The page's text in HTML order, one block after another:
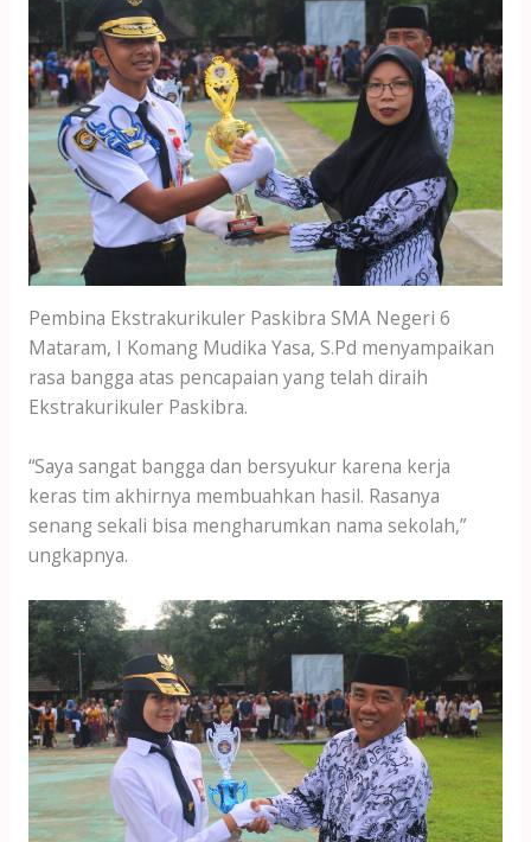
Pembina Ekstrakurikuler Paskibra SMA Negeri 6
Mataram, I Komang Mudika Yasa, S.Pd menyampaikan
rasa bangga atas pencapaian yang telah diraih
Ekstrakurikuler Paskibra.
“Saya sangat bangga dan bersyukur karena kerja
keras tim akhirnya membuahkan hasil. Rasanya
senang sekali bisa mengharumkan nama sekolah,”
ungkapnya.